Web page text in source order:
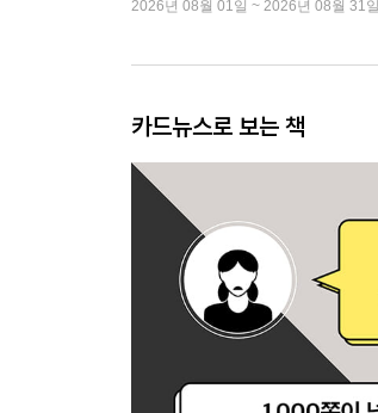
2026년 08월 01일 ~ 2026년 08월 31일
카드뉴스로 보는 책